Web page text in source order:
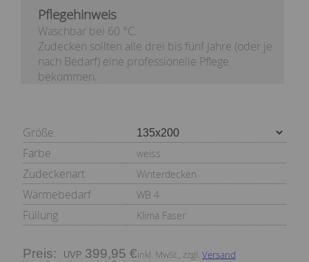
Pflegehinweis
Waschbar bei 60 °C.
Zudecken sollten alle drei bis fünf Jahre (oder je
nach Bedarf) eine professionelle Pflege
bekommen.
Größe
Farbe
weiss
Zudeckenart Winterdecken
Wärmebedarf WB 4
Füllung Klima Faser
Preis: 399,95 €inkl. MwSt., zzgl. Versand